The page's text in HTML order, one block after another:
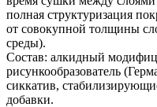
полная структуризация
от совокупной толщины
среды).
Состав: алкидный
рисункообразователь
сиккатив,
добавки.